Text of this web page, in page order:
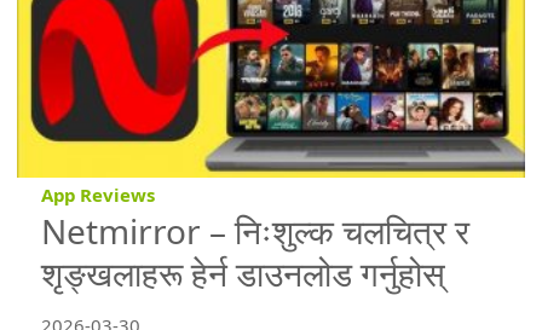
App Reviews
Netmirror – निःशुल्क चलचित्र र
शृङ्खलाहरू हेर्न डाउनलोड गर्नुहोस्
2026-03-30